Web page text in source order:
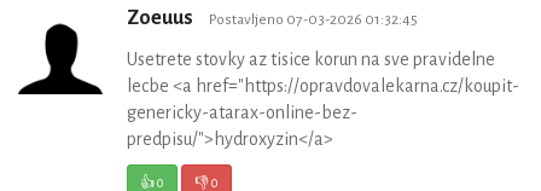
Zoeuus Postavljeno 07-03-2026 01:32:45
Usetrete stovky az tisice korun na sve pravidelne
lecbe <a href="https://opravdovalekarna.cz/koupit-
genericky-atarax-online-bez-
predpisu/">hydroxyzin</a>
👍0 👎0